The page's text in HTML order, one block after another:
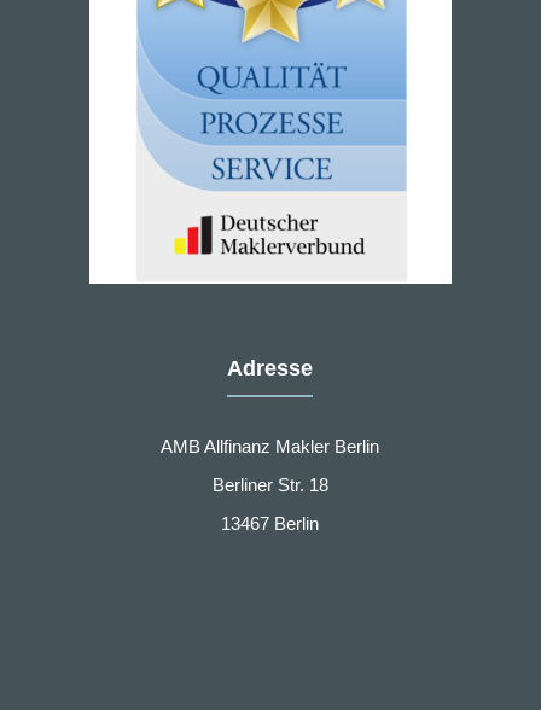
Adresse
AMB Allfinanz Makler Berlin
Berliner Str. 18
13467 Berlin